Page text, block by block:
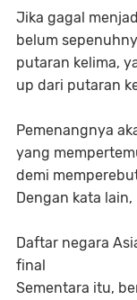
Jika gagal
belum
putaran kelima,
up dari putaran
Pemenangnya
yang
demi
Dengan kata
Daftar negara
final
Sementara itu,